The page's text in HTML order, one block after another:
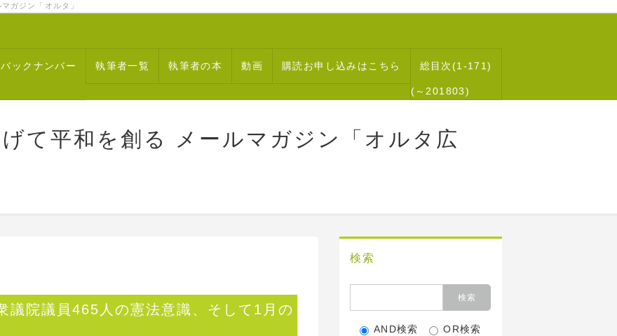
ジン「オルタ」
バックナンバー 執筆者一覧 執筆者の本 動画 購読お申し込みはこちら 総目次(1-171)
(～201803)
て平和を創る メールマガジン「オルタ広
議院議員465人の憲法意識、そして1月の
検索
AND検索 OR検索